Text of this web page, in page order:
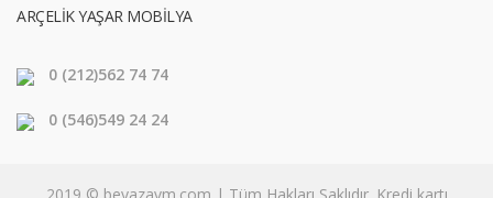
ARÇELİK YAŞAR MOBİLYA
0 (212)562 74 74
0 (546)549 24 24